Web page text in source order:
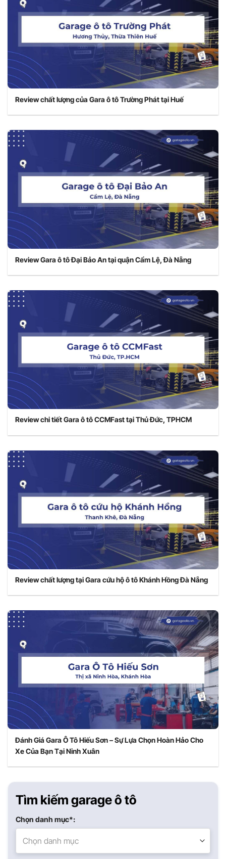
Review chất lượng của Gara ô tô Trường Phát tại Huế
Review Gara ô tô Đại Bảo An tại quận Cẩm Lệ, Đà Nẵng
Review chi tiết Gara ô tô CCMFast tại Thủ Đức, TPHCM
Review chất lượng tại Gara cứu hộ ô tô Khánh Hồng Đà Nẵng
Đánh Giá Gara Ô Tô Hiếu Sơn – Sự Lựa Chọn Hoàn Hảo Cho
Xe Của Bạn Tại Ninh Xuân
Tìm kiếm garage ô tô
Chọn danh mục*:
Chọn danh mục